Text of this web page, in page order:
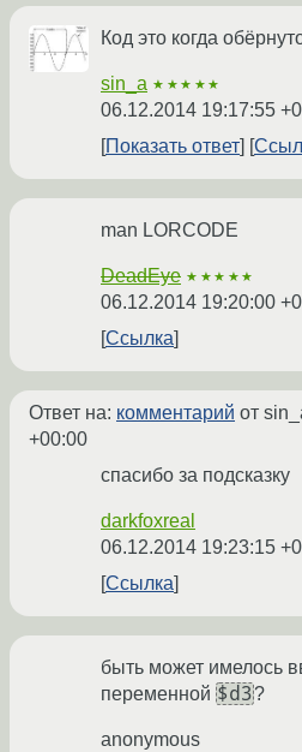
Код это когда
sin_a ★★★★★
06.12.2014 19:17:55
Показать ответ
man LORCODE
DeadEye ★★★★★
06.12.2014 19:20:00
Ссылка
Ответ на: комментарий от
+00:00
спасибо за подсказку
darkfoxreal
06.12.2014 19:23:15
Ссылка
быть может имелось
переменной $d3?
anonymous